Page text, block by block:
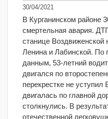
30/04/2021
В Курганинском районе
смертельная авария.
станице Воздвиженской
Ленина и Лабинской. По
данным, 53-летний
двигался по
перекрестке не уступил
двигалась по главной
столкнулись. В
отечественной